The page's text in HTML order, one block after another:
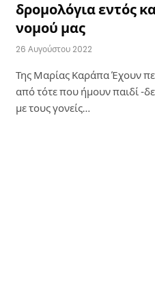
δρομολόγια εντός
νομού μας
26 Αυγούστου 2022
Της Μαρίας Καράπα Έχουν
από τότε που ήμουν παιδί -
με τους γονείς…